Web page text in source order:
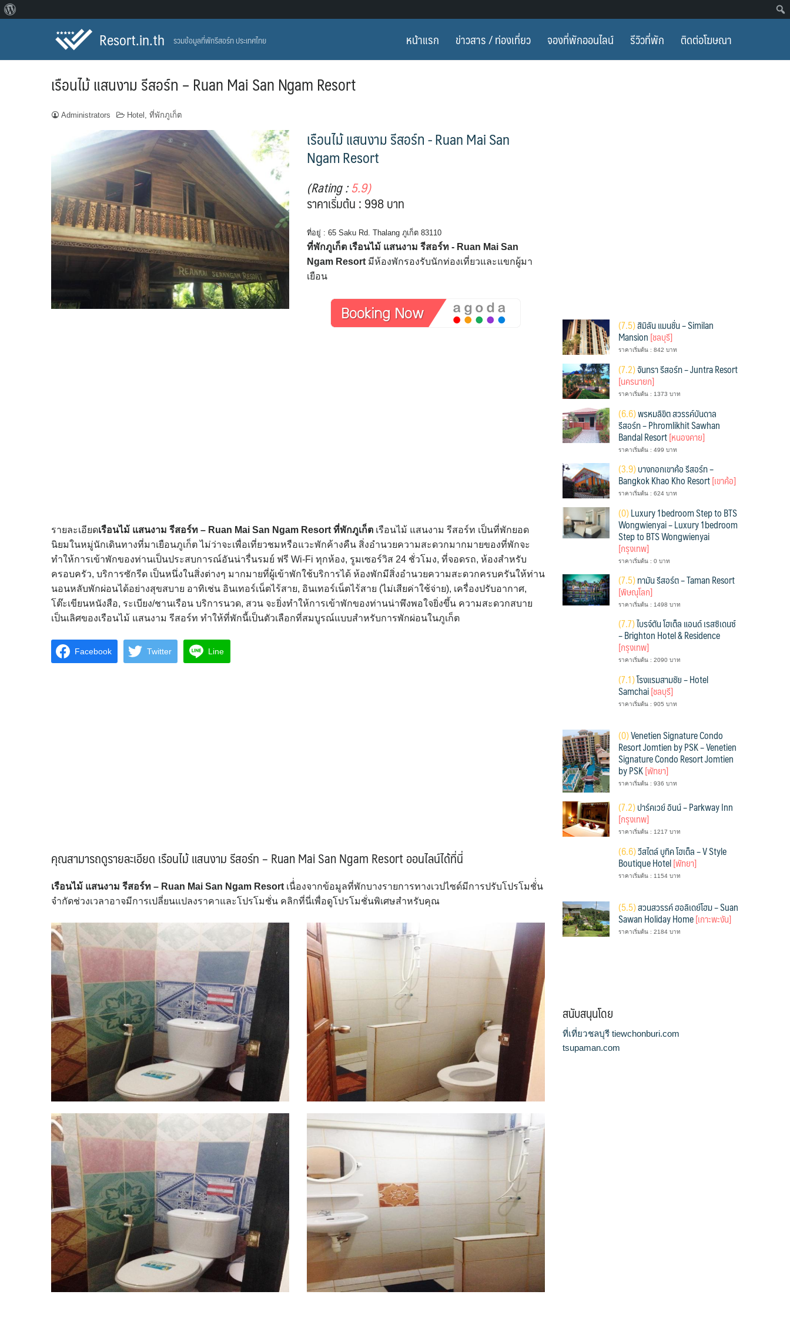
Resort.in.th รวมข้อมูลที่พักรีสอร์ท ประเทศไทย หน้าแรก ข่าวสาร / ท่องเที่ยว จองที่พักออนไลน์ รีวิวที่พัก ติดต่อโฆษณา
เรือนไม้ แสนงาม รีสอร์ท – Ruan Mai San Ngam Resort
Administrators Hotel , ที่พักภูเก็ต
เรือนไม้ แสนงาม รีสอร์ท - Ruan Mai San
Ngam Resort
(Rating :5.9)
ราคาเริ่มต้น : 998 บาท
ที่อยู่ : 65 Saku Rd. Thalang ภูเก็ต 83110
ที่พักภูเก็ต เรือนไม้ แสนงาม รีสอร์ท - Ruan Mai San
Ngam Resort มีห้องพักรองรับนักท่องเที่ยวและแขกผู้มา
เยือน
รายละเอียดเรือนไม้ แสนงาม รีสอร์ท – Ruan Mai San Ngam Resort ที่พักภูเก็ต เรือนไม้ แสนงาม รีสอร์ท เป็นที่พักยอด
นิยมในหมู่นักเดินทางที่มาเยือนภูเก็ต ไม่ว่าจะเพื่อเที่ยวชมหรือแวะพักค้างคืน สิ่งอำนวยความสะดวกมากมายของที่พักจะ
ทำให้การเข้าพักของท่านเป็นประสบการณ์อันน่ารื่นรมย์ ฟรี Wi-Fi ทุกห้อง, รูมเซอร์วิส 24 ชั่วโมง, ที่จอดรถ, ห้องสำหรับ
ครอบครัว, บริการซักรีด เป็นหนึ่งในสิ่งต่างๆ มากมายที่ผู้เข้าพักใช้บริการได้ ห้องพักมีสิ่งอำนวยความสะดวกครบครันให้ท่าน
นอนหลับพักผ่อนได้อย่างสุขสบาย อาทิเช่น อินเทอร์เน็ตไร้สาย, อินเทอร์เน็ตไร้สาย (ไม่เสียค่าใช้จ่าย), เครื่องปรับอากาศ,
โต๊ะเขียนหนังสือ, ระเบียง/ชานเรือน บริการนวด, สวน จะยิ่งทำให้การเข้าพักของท่านน่าพึงพอใจยิ่งขึ้น ความสะดวกสบาย
เป็นเลิศของเรือนไม้ แสนงาม รีสอร์ท ทำให้ที่พักนี้เป็นตัวเลือกที่สมบูรณ์แบบสำหรับการพักผ่อนในภูเก็ต
Facebook Twitter Line
คุณสามารถดูรายละเอียด เรือนไม้ แสนงาม รีสอร์ท – Ruan Mai San Ngam Resort ออนไลน์ได้ที่นี่
เรือนไม้ แสนงาม รีสอร์ท – Ruan Mai San Ngam Resort เนื่่องจากข้อมูลที่พักบางรายการทางเวปไซด์มีการปรับโปรโมชั่่น
จำกัดช่วงเวลาอาจมีการเปลี่ยนแปลงราคาและโปรโมชั่น คลิกที่นี่เพื่อดูโปรโมชั่นพิเศษสำหรับคุณ
(7.5)สิมิลัน แมนชั่น – Similan
Mansion[ชลบุรี]
ราคาเริ่มต้น : 842 บาท
(7.2)จันทรา รีสอร์ท – Juntra Resort
[นครนายก]
ราคาเริ่มต้น : 1373 บาท
(6.6)พรหมลิขิต สวรรค์บันดาล
รีสอร์ท – Phromlikhit Sawhan
Bandal Resort[หนองคาย]
ราคาเริ่มต้น : 499 บาท
(3.9)บางกอกเขาค้อ รีสอร์ท –
Bangkok Khao Kho Resort[เขาค้อ]
ราคาเริ่มต้น : 624 บาท
(0)Luxury 1bedroom Step to BTS
Wongwienyai – Luxury 1bedroom
Step to BTS Wongwienyai
[กรุงเทพ]
ราคาเริ่มต้น : 0 บาท
(7.5)ทามัน รีสอร์ต – Taman Resort
[พิษณุโลก]
ราคาเริ่มต้น : 1498 บาท
(7.7)ไบรจ์ตัน โฮเต็ล แอนด์ เรสซิเดนซ์
– Brighton Hotel & Residence
[กรุงเทพ]
ราคาเริ่มต้น : 2090 บาท
(7.1)โรงแรมสามชัย – Hotel
Samchai[ชลบุรี]
ราคาเริ่มต้น : 905 บาท
(0)Venetien Signature Condo
Resort Jomtien by PSK – Venetien
Signature Condo Resort Jomtien
by PSK[พัทยา]
ราคาเริ่มต้น : 936 บาท
(7.2)ปาร์คเวย์ อินน์ – Parkway Inn
[กรุงเทพ]
ราคาเริ่มต้น : 1217 บาท
(6.6)วีสไตล์ บูทิค โฮเต็ล – V Style
Boutique Hotel[พัทยา]
ราคาเริ่มต้น : 1154 บาท
(5.5)สวนสวรรค์ ฮอลิเดย์โฮม – Suan
Sawan Holiday Home[เกาะพะงัน]
ราคาเริ่มต้น : 2184 บาท
สนับสนุนโดย
ที่เที่ยวชลบุรี tiewchonburi.com
tsupaman.com